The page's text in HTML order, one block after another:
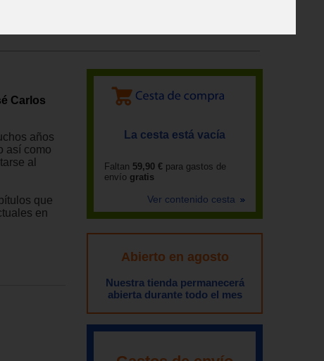
Carlos
años
así como
al
que
en
La cesta está vacía
Faltan 59,90 € para gastos de
envío gratis
Ver contenido cesta
Abierto en agosto
Nuestra tienda permanecerá
abierta durante todo el mes